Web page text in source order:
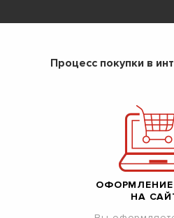
Процесс покупки в
ОФОРМЛЕНИЕ
НА